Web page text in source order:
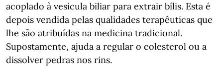
acoplado à vesícula biliar para extrair bílis. Esta é
depois vendida pelas qualidades terapêuticas que
lhe são atribuídas na medicina tradicional.
Supostamente, ajuda a regular o colesterol ou a
dissolver pedras nos rins.